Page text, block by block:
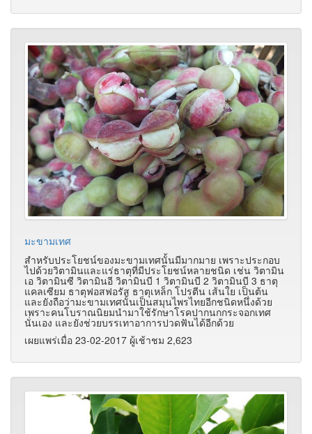
มะขามเทศ
สำหรับประโยชน์ของมะขามเทศนั้นมีมากมาย เพราะประกอบ
ไปด้วยวิตามินและแร่ธาตุที่มีประโยชน์หลายชนิด เช่น วิตามิน
เอ วิตามินซี วิตามินอี วิตามินบี 1 วิตามินบี 2 วิตามินบี 3 ธาตุ
แคลเซียม ธาตุฟอสฟอรัส ธาตุเหล็ก โปรตีน เส้นใย เป็นต้น
และยังถือว่ามะขามเทศนั้นเป็นสมุนไพรไทยอีกชนิดหนึ่งด้วย
เพราะคนโบราณนิยมนำมาใช้รักษาโรคปากนกกระจอกเทศ
นั่นเอง และยังช่วยบรรเทาอาการปวดฟันได้อีกด้วย
เผยแพร่เมื่อ 23-02-2017 ผู้เช้าชม 2,623